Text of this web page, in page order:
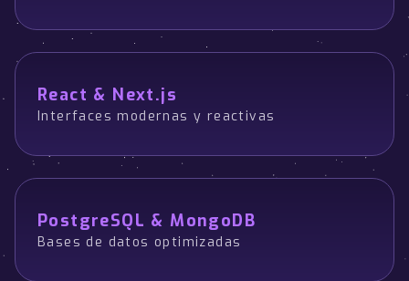
React & Next.js
Interfaces modernas y reactivas
PostgreSQL & MongoDB
Bases de datos optimizadas